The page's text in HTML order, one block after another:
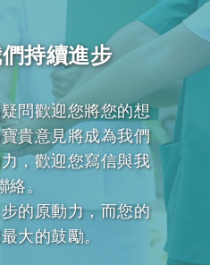
持續進步
問歡迎您將您的想
貴意見將成為我們
，歡迎您寫信與我
絡。
的原動力，而您的
大的鼓勵。